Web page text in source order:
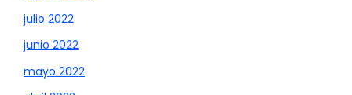
julio 2022
junio 2022
mayo 2022